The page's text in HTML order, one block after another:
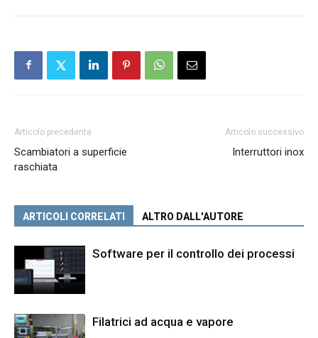
Articolo precedente
Scambiatori a superficie
raschiata
Articolo successivo
Interruttori inox
ARTICOLI CORRELATI ALTRO DALL'AUTORE
Software per il controllo dei processi
Filatrici ad acqua e vapore